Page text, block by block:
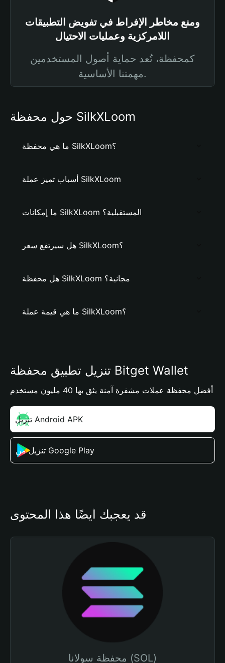
ومنع مخاطر الإفراط في تفويض التطبيقات
اللامركزية وعمليات الاحتيال
كمحفظة، تُعد حماية أصول المستخدمين
مهمتنا الأساسية.
حول محفظة SilkXLoom
ما هي محفظة SilkXLoom؟
أسباب تميز عملة SilkXLoom
ما إمكانات SilkXLoom المستقبلية؟
هل سيرتفع سعر SilkXLoom؟
هل محفظة SilkXLoom مجانية؟
ما هي قيمة عملة SilkXLoom؟
تنزيل تطبيق محفظة Bitget Wallet
أفضل محفظة عملات مشفرة آمنة يثق بها 40 مليون مستخدم
تنزيل Android APK
تنزيل من Google Play
قد يعجبك أيضًا هذا المحتوى
محفظة سولانا (SOL)